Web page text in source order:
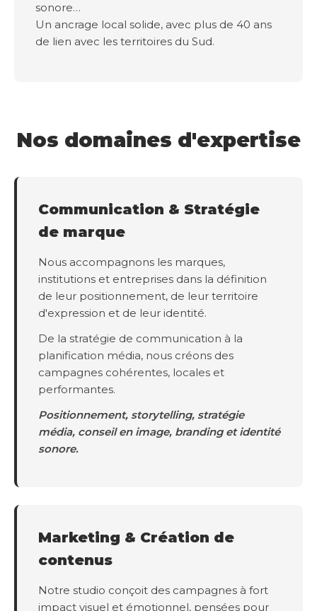
sonore…
Un ancrage local solide, avec plus de 40 ans
de lien avec les territoires du Sud.
Nos domaines d'expertise
Communication & Stratégie
de marque
Nous accompagnons les marques,
institutions et entreprises dans la définition
de leur positionnement, de leur territoire
d'expression et de leur identité.
De la stratégie de communication à la
planification média, nous créons des
campagnes cohérentes, locales et
performantes.
Positionnement, storytelling, stratégie
média, conseil en image, branding et identité
sonore.
Marketing & Création de
contenus
Notre studio conçoit des campagnes à fort
impact visuel et émotionnel, pensées pour